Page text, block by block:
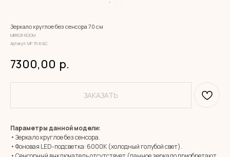
Зеркало круглое без сенсора 70 см
MIRROR ROOM
Артикул:МР 70-6-БС
7300,00 р.
ЗАКАЗАТЬ
Параметры данной модели:
• Зеркало круглое без сенсора.
• Фоновая LED-подсветка: 6000К (холодный голубой свет).